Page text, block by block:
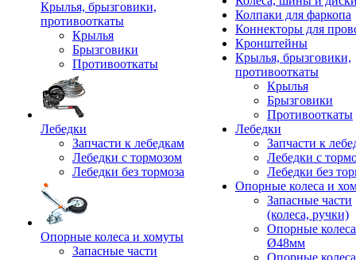
Крылья, брызговики,
противооткаты
Крылья
Брызговики
Противооткаты
Лебедки
Запчасти к лебедкам
Лебедки с тормозом
Лебедки без тормоза
Опорные колеса и хомуты
Запасные части
Колпаки для фаркопа
Коннекторы для
Кронштейны
Крылья, брызговики,
противооткаты
Крылья
Брызговики
Противооткаты
Лебедки
Запчасти к
Лебедки с
Лебедки без
Опорные колеса и
Запасные части
(колеса, ручки)
Опорные колеса
Ø48мм
Опорные колеса